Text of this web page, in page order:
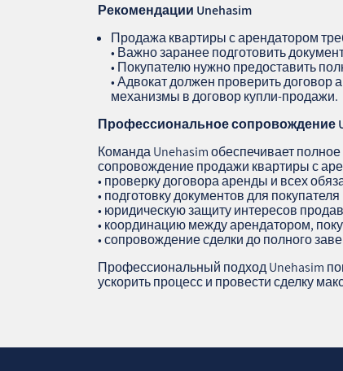
Рекомендации Unehasim
Продажа квартиры с арендатором
• Важно заранее подготовить
• Покупателю нужно предоставить
• Адвокат должен проверить
механизмы в договор купли‑продажи.
Профессиональное сопровождение
Команда Unehasim обеспечивает
сопровождение продажи квартиры с
• проверку договора аренды и всех
• подготовку документов для покупателя
• юридическую защиту интересов
• координацию между арендатором,
• сопровождение сделки до полного
Профессиональный подход Unehasim
ускорить процесс и провести сделку